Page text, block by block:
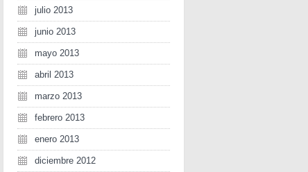
julio 2013
junio 2013
mayo 2013
abril 2013
marzo 2013
febrero 2013
enero 2013
diciembre 2012